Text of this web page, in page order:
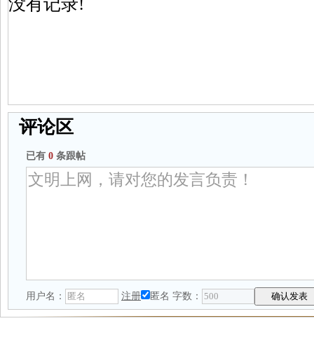
没有记录!
评论区
已有 0 条跟帖
用户名： 注册 匿名 字数：